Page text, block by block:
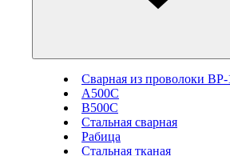
Сварная из проволоки ВР-
А500С
В500С
Стальная сварная
Рабица
Стальная тканая